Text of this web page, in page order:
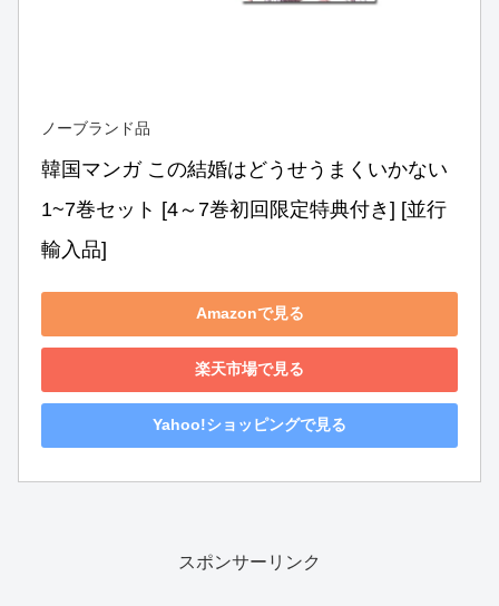
ノーブランド品
韓国マンガ この結婚はどうせうまくいかない
1~7巻セット [4～7巻初回限定特典付き] [並行
輸入品]
Amazonで見る
楽天市場で見る
Yahoo!ショッピングで見る
スポンサーリンク